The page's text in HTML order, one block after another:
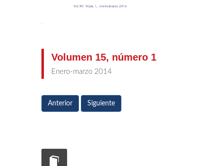
Volumen 15, número 1
Enero-marzo 2014
Anterior Siguiente